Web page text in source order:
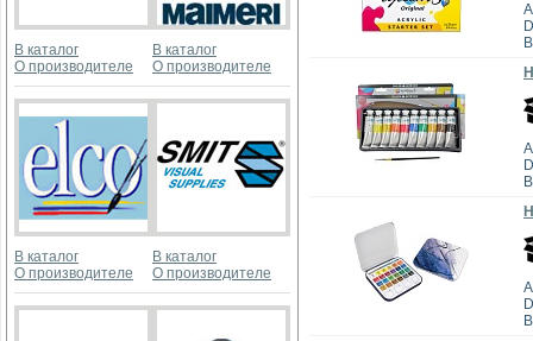
В каталог
О производителе
В каталог
О производителе
В каталог
О производителе
В каталог
О производителе